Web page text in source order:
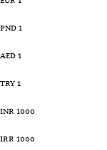
1 PND
1 AED
1 TRY
1000 INR
1000 IRR